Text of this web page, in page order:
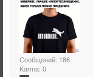
Сообщений: 186
Karma: 0